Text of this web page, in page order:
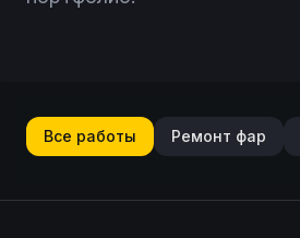
Все работы Ремонт фар